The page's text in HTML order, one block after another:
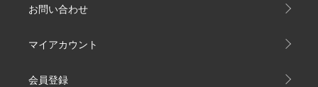
お問い合わせ
マイアカウント
会員登録